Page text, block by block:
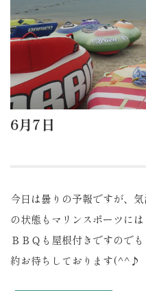
6月7日
今日は曇りの予報ですが、
の状態もマリンスポーツに
ＢＢＱも屋根付きですので
約お待ちしております(^^♪